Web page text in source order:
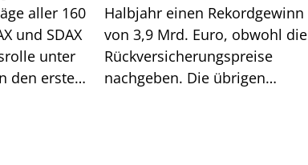
aller 160
und SDAX
unter
den ersten
Halbjahr einen Rekordgewinn
von 3,9 Mrd. Euro, obwohl die
Rückversicherungspreise
nachgeben. Die übrigen